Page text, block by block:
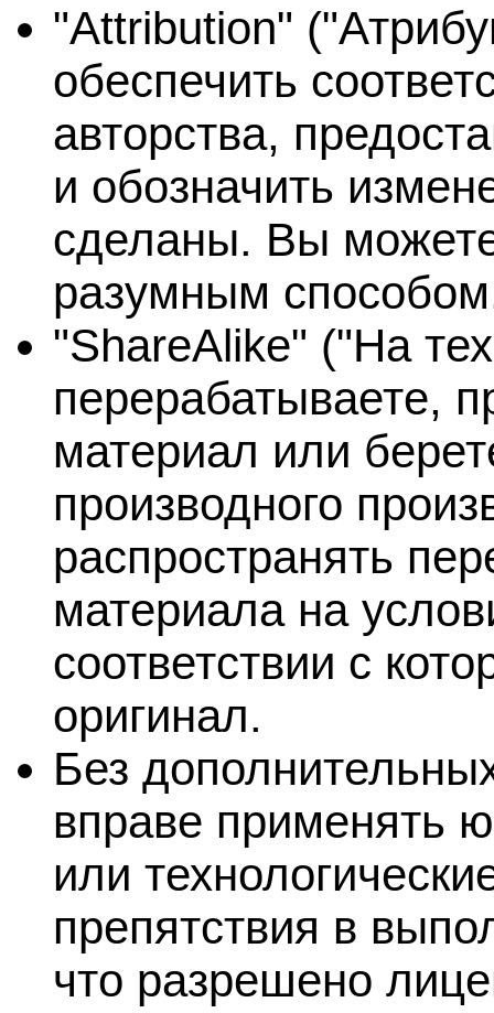
"Attribution"
обеспечить
авторства,
и обозначить
сделаны. Вы
разумным
"ShareAlike" ("На
перерабатываете,
материал или
производного
распространять
материала на
соответствии с
оригинал.
Без
вправе применять
или
препятствия в
что разрешено